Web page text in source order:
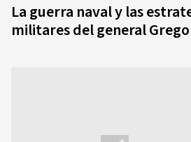
La guerra naval y las
militares del general